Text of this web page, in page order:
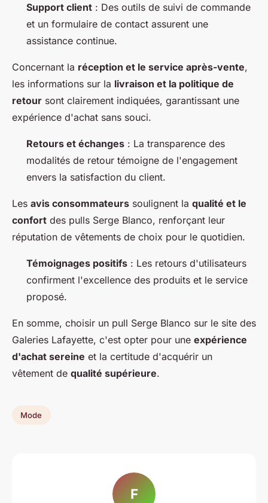
Support client : Des outils de suivi de commande
et un formulaire de contact assurent une
assistance continue.
Concernant la réception et le service après-vente,
les informations sur la livraison et la politique de
retour sont clairement indiquées, garantissant une
expérience d'achat sans souci.
Retours et échanges : La transparence des
modalités de retour témoigne de l'engagement
envers la satisfaction du client.
Les avis consommateurs soulignent la qualité et le
confort des pulls Serge Blanco, renforçant leur
réputation de vêtements de choix pour le quotidien.
Témoignages positifs : Les retours d'utilisateurs
confirment l'excellence des produits et le service
proposé.
En somme, choisir un pull Serge Blanco sur le site des
Galeries Lafayette, c'est opter pour une expérience
d'achat sereine et la certitude d'acquérir un
vêtement de qualité supérieure.
Mode
F